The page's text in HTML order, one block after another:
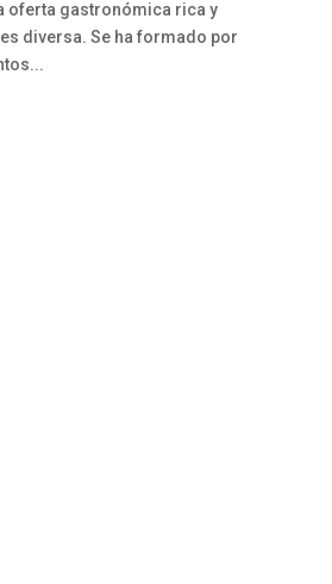
oferta gastronómica rica y
diversa. Se ha formado por